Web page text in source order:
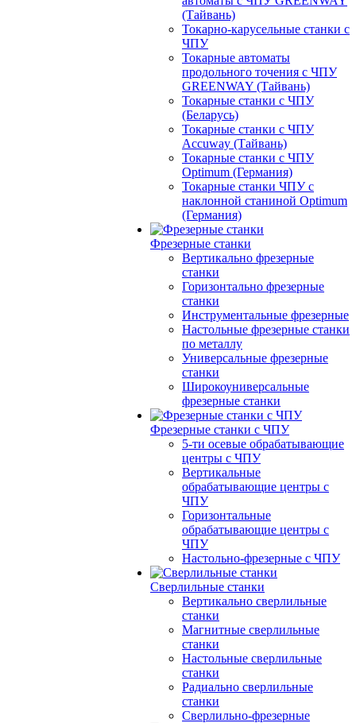
(Тайвань)
Токарно-карусельные станки с
ЧПУ
Токарные автоматы
продольного точения с ЧПУ
GREENWAY (Тайвань)
Токарные станки с ЧПУ
(Беларусь)
Токарные станки с ЧПУ
Accuway (Тайвань)
Токарные станки с ЧПУ
Optimum (Германия)
Токарные станки ЧПУ с
наклонной станиной Optimum
(Германия)
Фрезерные станки
Вертикально фрезерные
станки
Горизонтально фрезерные
станки
Инструментальные фрезерные
Настольные фрезерные станки
по металлу
Универсальные фрезерные
станки
Широкоуниверсальные
фрезерные станки
Фрезерные станки с ЧПУ
5-ти осевые обрабатывающие
центры с ЧПУ
Вертикальные
обрабатывающие центры с
ЧПУ
Горизонтальные
обрабатывающие центры с
ЧПУ
Настольно-фрезерные с ЧПУ
Сверлильные станки
Вертикально сверлильные
станки
Магнитные сверлильные
станки
Настольные сверлильные
станки
Радиально сверлильные
станки
Сверлильно-фрезерные